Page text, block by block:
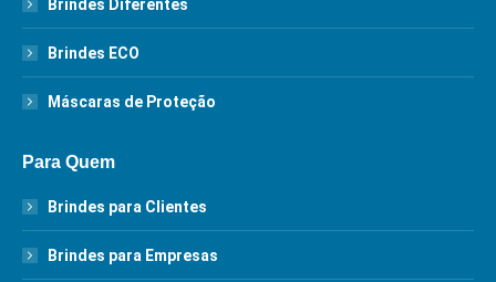
Brindes Diferentes
Brindes ECO
Máscaras de Proteção
Para Quem
Brindes para Clientes
Brindes para Empresas